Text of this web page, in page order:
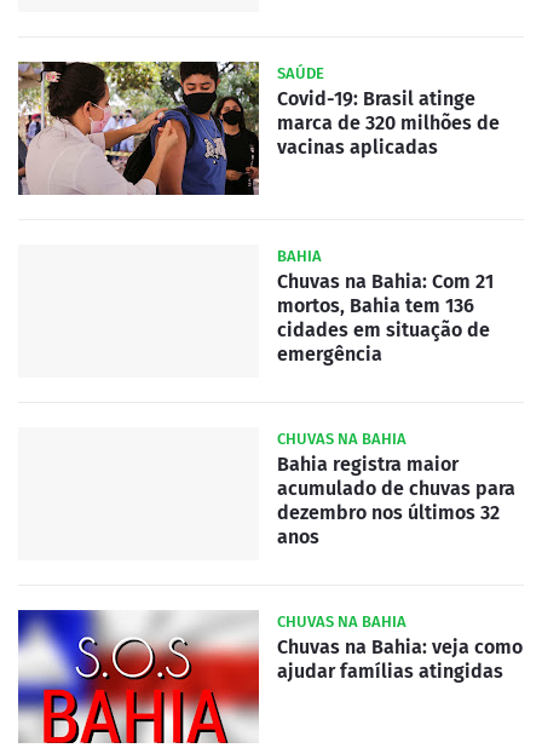
SAÚDE
Covid-19: Brasil atinge
marca de 320 milhões de
vacinas aplicadas
BAHIA
Chuvas na Bahia: Com 21
mortos, Bahia tem 136
cidades em situação de
emergência
CHUVAS NA BAHIA
Bahia registra maior
acumulado de chuvas para
dezembro nos últimos 32
anos
CHUVAS NA BAHIA
Chuvas na Bahia: veja como
ajudar famílias atingidas